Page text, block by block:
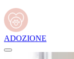
ADOZIONE